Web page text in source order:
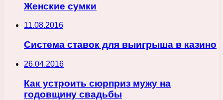
Женские сумки
11.08.2016
Система ставок для выигрыша в казино
26.04.2016
Как устроить сюрприз мужу на
годовщину свадьбы